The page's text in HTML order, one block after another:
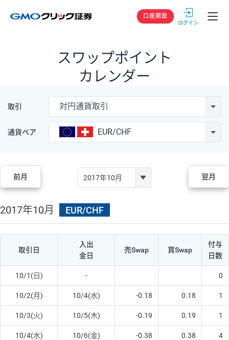
GMOクリック
口座開設
スワップポイント
カレンダー
取引 対円通貨取引
通貨ペア EUR/CHF
前月 翌月
2017年10月 EUR/CHF
取引日
入出
金日
売Swap 買Swap
付与
日数
10/1(日) - 0
10/2(月) 10/4(水) -0.18 0.18 1
10/3(火) 10/5(木) -0.19 0.19 1
10/4(水) 10/6(金) -0.38 0.38 4